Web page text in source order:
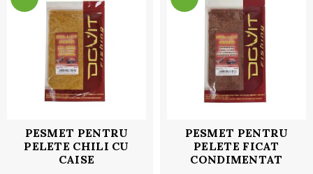
PESMET PENTRU
PELETE CHILI CU
CAISE
PESMET PENTRU
PELETE FICAT
CONDIMENTAT